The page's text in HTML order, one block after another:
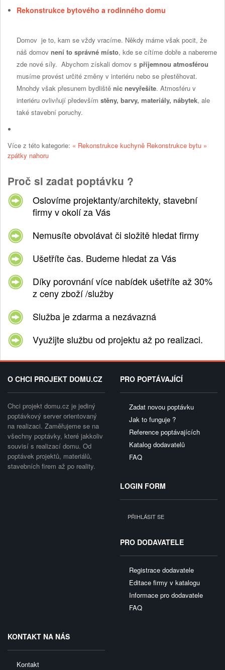
Rekonstrukce bytového a rodinného domu
Domov je to, kam se vždy vracíme. Někdy máme však pocit, že
náš domov není to správné místo, kde se cítíme dobře a nabereme
zde nové síly. Abychom získali domov s příjemnou atmosférou
musíme provést určité změny v interiéru nebo se přestěhovat.
Mnohdy však přesunem bydliště nic nevyřešíte. Atmosféru v
interiéru ovlivňují především stěny, barvy, materiály, nábytek, ale
také stavební poruchy.
Více z této kategorie: « Rekonstrukce kuchyně Rekonstrukce bytu »
zpátky nahoru
Proč si zadat poptávku ?
Oslovíme projektanty/architekty, stavební
firmy v okolí za Vás
Nemusíte obvolávat či složitě hledat firmy
Ušetříte čas. Budeme hledat za Vás
Díky porovnání více nabídek ušetříte až 30%
z ceny zboží /služby
Služba je zdarma a nezávazná
Využijte službu od projektu až po realizaci.
O CHCI PROJEKT DOMU.CZ
Chci projekt domu.cz je jediný
poptávkový server orientovaný
na realizaci. Zaměřujeme se na
všechny poptávky, které jakkoliv
souvisí s realizací domu. Od
poptávek projektů, materiálů,
stavebních firem až po reality.
PRO POPTÁVAJÍCÍ
Zadat novou poptávku
Jak to funguje ?
Reference poptávajících
Katalog dodavatelů
FAQ
LOGIN FORM
PŘIHLÁSIT SE
PRO DODAVATELE
Registrace dodavatele
Editace firmy v katalogu
Informace pro dodavatele
FAQ
KONTAKT NA NÁS
Kontakt